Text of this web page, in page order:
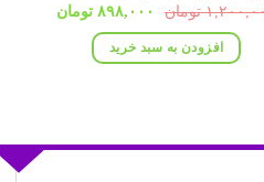
تومان
قیمت
بود.
۸۹۸,۰۰۰ تومانقیمت
افزودن به سبد خرید